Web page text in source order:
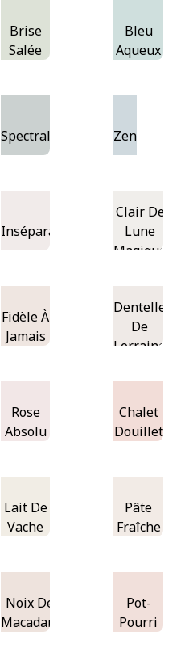
Brise
Salée
Bleu
Aqueux
Spectral Zen
Inséparables
Clair De
Lune
Magique
Fidèle À
Jamais
Dentelle
De
Lorraine
Rose
Absolu
Chalet
Douillet
Lait De
Vache
Pâte
Fraîche
Noix De
Macadam
Pot-
Pourri